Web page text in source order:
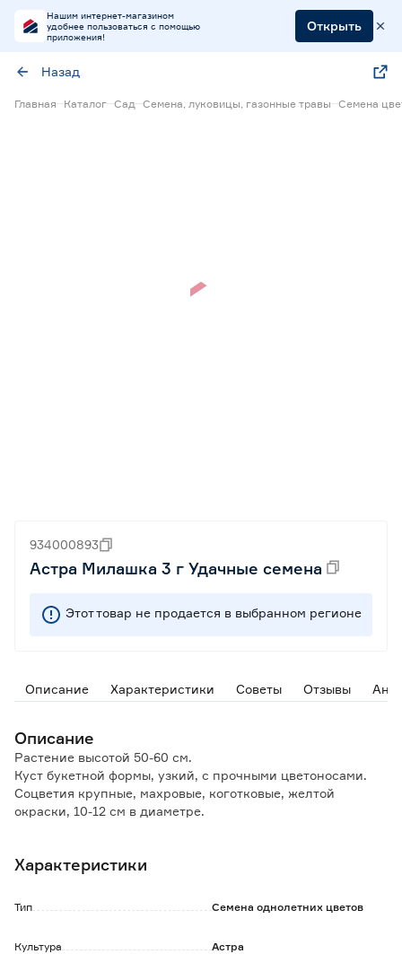
Нашим интернет-магазином
удобнее пользоваться с помощью
приложения!
Открыть
Назад
Главная Каталог Сад Семена, луковицы, газонные травы Семена
934000893
Астра Милашка 3 г Удачные семена
Этот товар не продается в выбранном регионе
Описание Характеристики Советы Отзывы
Описание
Растение высотой 50-60 см.
Куст букетной формы, узкий, с прочными цветоносами.
Соцветия крупные, махровые, коготковые, желтой
окраски, 10-12 см в диаметре.
суглинистой или супесчаной почвой.
Используются для получения срезки и оформления
Характеристики
Тип Семена однолетних цветов
Культура Астра